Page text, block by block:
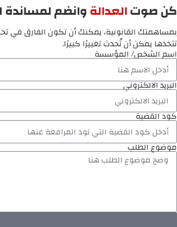
كن صوتالعدالةوانضم لمساندة
بمساهمتك القانونية، يمكنك أن تكون الفارق في
تتخذها يمكن أن تُحدث تغييرًا كبيرًا.
اسم الشخص/ المؤسسة
البريد الالكتروني
كود القضية
موضوع الطلب